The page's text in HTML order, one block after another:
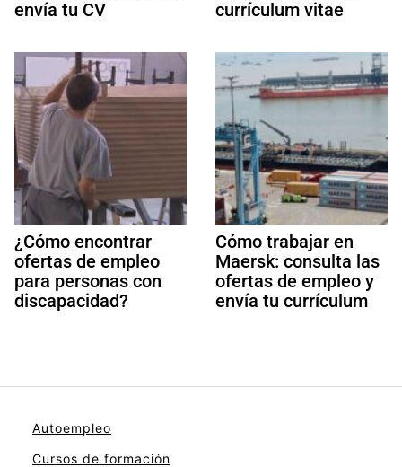
envía tu CV
currículum vitae
¿Cómo encontrar
ofertas de empleo
para personas con
discapacidad?
Cómo trabajar en
Maersk: consulta las
ofertas de empleo y
envía tu currículum
Autoempleo
Cursos de formación